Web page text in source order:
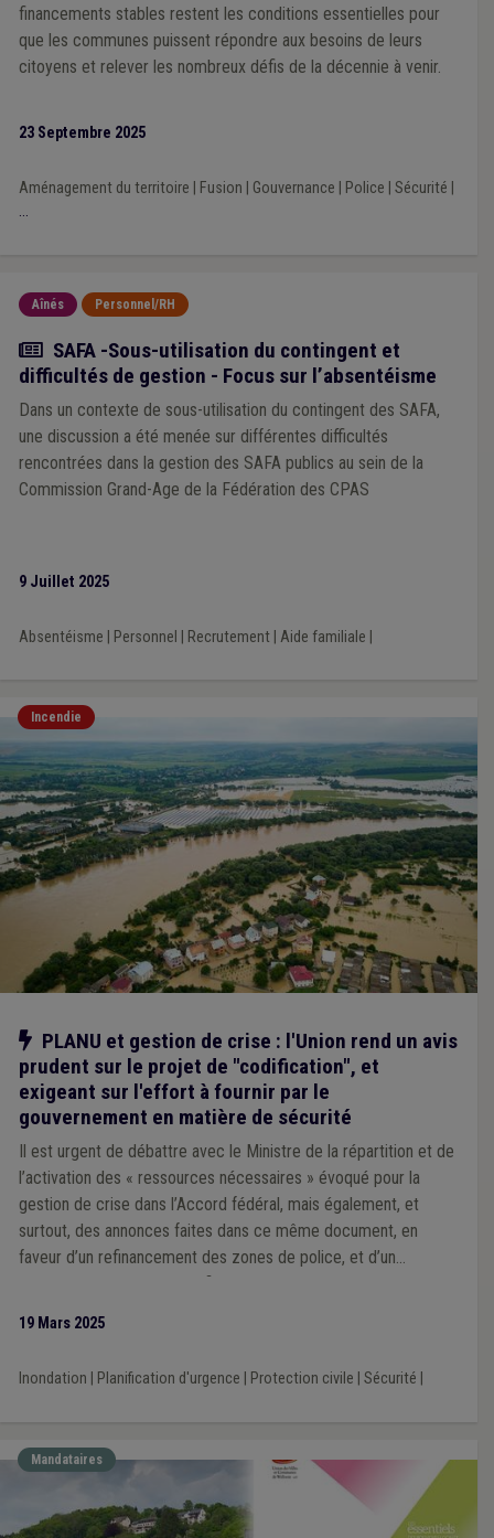
financements stables restent les conditions essentielles pour
que les communes puissent répondre aux besoins de leurs
citoyens et relever les nombreux défis de la décennie à venir.
23 Septembre 2025
Aménagement du territoire Fusion Gouvernance Police Sécurité
...
Aînés Personnel/RH
Actualité
SAFA -Sous-utilisation du contingent et
difficultés de gestion - Focus sur l’absentéisme
Dans un contexte de sous-utilisation du contingent des SAFA,
une discussion a été menée sur différentes difficultés
rencontrées dans la gestion des SAFA publics au sein de la
Commission Grand-Age de la Fédération des CPAS
9 Juillet 2025
Absentéisme Personnel Recrutement| Aide familiale
Incendie
Notre action
PLANU et gestion de crise : l'Union rend un avis
prudent sur le projet de "codification", et
exigeant sur l'effort à fournir par le
gouvernement en matière de sécurité
Il est urgent de débattre avec le Ministre de la répartition et de
l’activation des « ressources nécessaires » évoqué pour la
gestion de crise dans l’Accord fédéral, mais également, et
surtout, des annonces faites dans ce même document, en
faveur d’un refinancement des zones de police, et d’un
19 Mars 2025
Inondation Planification d'urgence Protection civile Sécurité
Mandataires